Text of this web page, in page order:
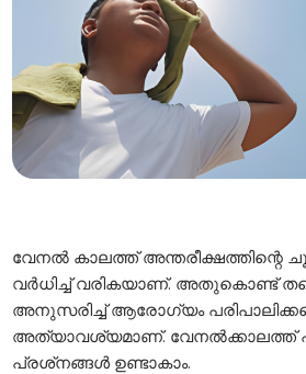
വേനല്‍ കാലത്ത് അന്തരീക്ഷത്തിന്റെ
വര്‍ധിച്ച് വരികയാണ്. അതുകൊണ്ട്
അനുസരിച്ച് ആരോഗ്യം
അത്യാവശ്യമാണ്. വേനല്‍ക്കാലത്ത്
പ്രശ്‌നങ്ങള്‍ ഉണ്ടാകാം.